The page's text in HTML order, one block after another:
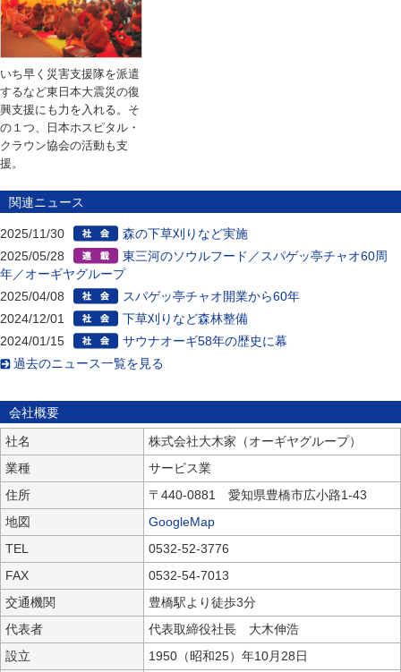
いち早く災害支援隊を派遣
するなど東日本大震災の復
興支援にも力を入れる。そ
の１つ、日本ホスピタル・
クラウン協会の活動も支
援。
関連ニュース
2025/11/30
森の下草刈りなど実施
2025/05/28
東三河のソウルフード／スパゲッ亭チャオ60周
年／オーギヤグループ
2025/04/08
スパゲッ亭チャオ開業から60年
2024/12/01
下草刈りなど森林整備
2024/01/15
サウナオーギ58年の歴史に幕
過去のニュース一覧を見る
会社概要
社名
株式会社大木家（オーギヤグループ）
業種
サービス業
住所
〒440-0881 愛知県豊橋市広小路1-43
地図
GoogleMap
TEL
0532-52-3776
FAX
0532-54-7013
交通機関
豊橋駅より徒歩3分
代表者
代表取締役社長 大木伸浩
設立
1950（昭和25）年10月28日